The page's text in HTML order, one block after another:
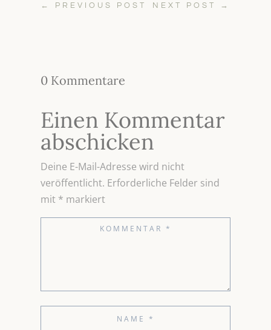
← PREVIOUS POST NEXT POST →
0 Kommentare
Einen Kommentar
abschicken
Deine E-Mail-Adresse wird nicht
veröffentlicht. Erforderliche Felder sind
mit * markiert